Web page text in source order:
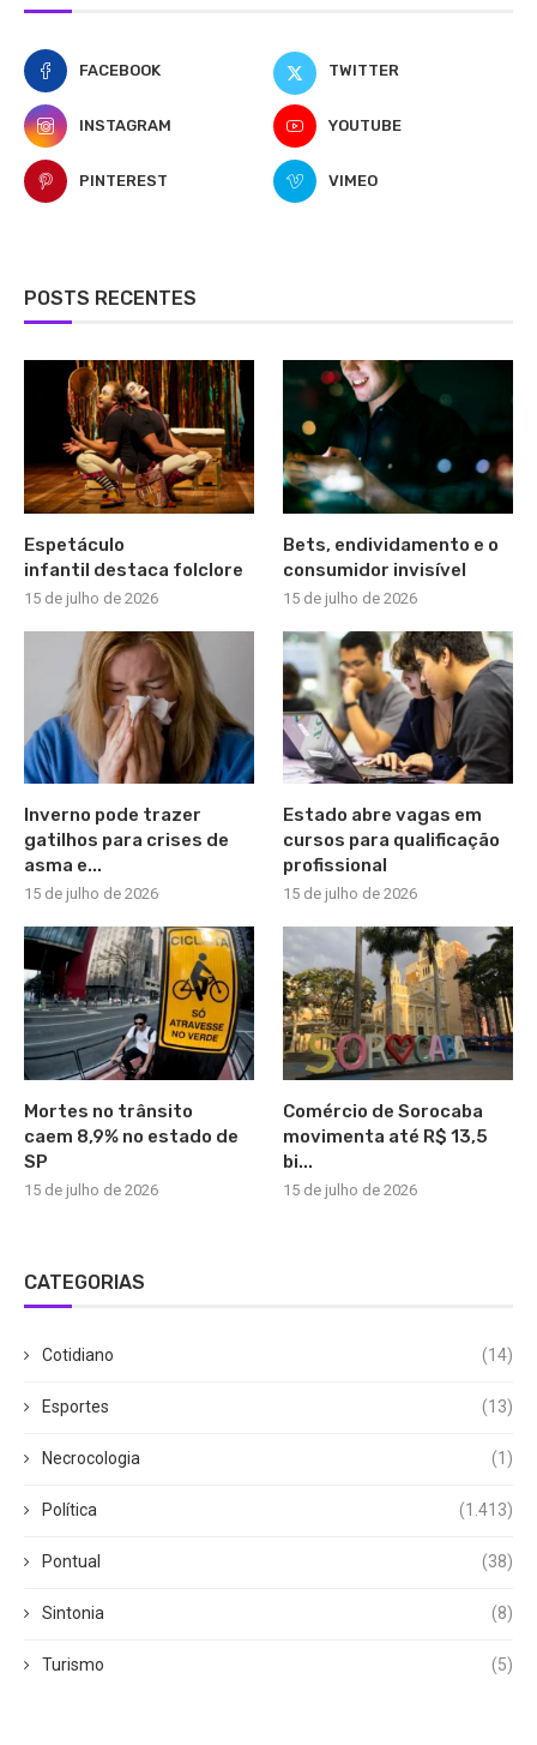
FACEBOOK TWITTER
INSTAGRAM YOUTUBE
PINTEREST VIMEO
POSTS RECENTES
Espetáculo
infantil destaca folclore
15 de julho de 2026
Bets, endividamento e o
consumidor invisível
15 de julho de 2026
Inverno pode trazer
gatilhos para crises de
asma e...
15 de julho de 2026
Estado abre vagas em
cursos para qualificação
profissional
15 de julho de 2026
Mortes no trânsito
caem 8,9% no estado de
SP
15 de julho de 2026
Comércio de Sorocaba
movimenta até R$ 13,5
bi...
15 de julho de 2026
CATEGORIAS
Cotidiano (14)
Esportes (13)
Necrocologia (1)
Política (1.413)
Pontual (38)
Sintonia (8)
Turismo (5)